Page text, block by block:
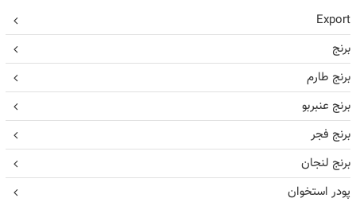
Export
برنج
برنج طارم
برنج عنبربو
برنج فجر
برنج لنجان
پودر استخوان